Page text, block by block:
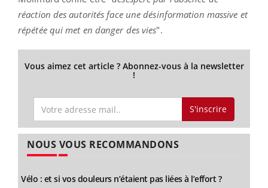
réaction des autorités face une désinformation massive et
répétée qui met en danger des vies".
Vous aimez cet article ? Abonnez-vous à la newsletter
!
S'inscrire
NOUS VOUS RECOMMANDONS
Vélo : et si vos douleurs n’étaient pas liées à l’effort ?